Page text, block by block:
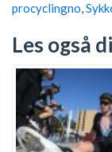
procyclingno,
Les også